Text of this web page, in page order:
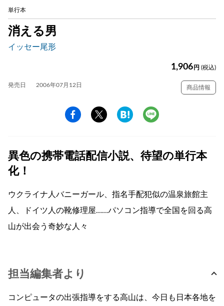
単行本
消える男
イッセー尾形
1,906 円 (税込)
発売日 2006年07月12日 商品情報
異色の携帯電話配信小説、待望の単行本
化！
ウクライナ人バニーガール、指名手配犯似の温泉旅館主
人、ドイツ人の靴修理屋……パソコン指導で全国を回る高
山が出会う奇妙な人々
担当編集者より
コンピュータの出張指導をする高山は、今日も日本各地を